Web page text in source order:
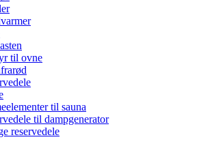
til ovne
til sauna
til dampgenerator
reservedele